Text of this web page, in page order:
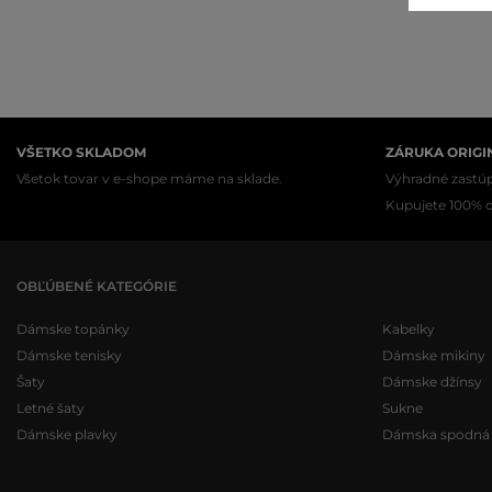
VŠETKO SKLADOM
Všetok tovar v e-shope máme na sklade.
ZÁRUKA
Výhradné
Kupujete 100%
OBĽÚBENÉ KATEGÓRIE
Dámske topánky
Dámske tenisky
Šaty
Letné šaty
Dámske plavky
Kabelky
Dámske mikiny
Dámske džínsy
Sukne
Dámska spodná